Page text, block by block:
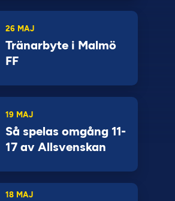
26 MAJ
Tränarbyte i Malmö
FF
19 MAJ
Så spelas omgång 11-
17 av Allsvenskan
18 MAJ